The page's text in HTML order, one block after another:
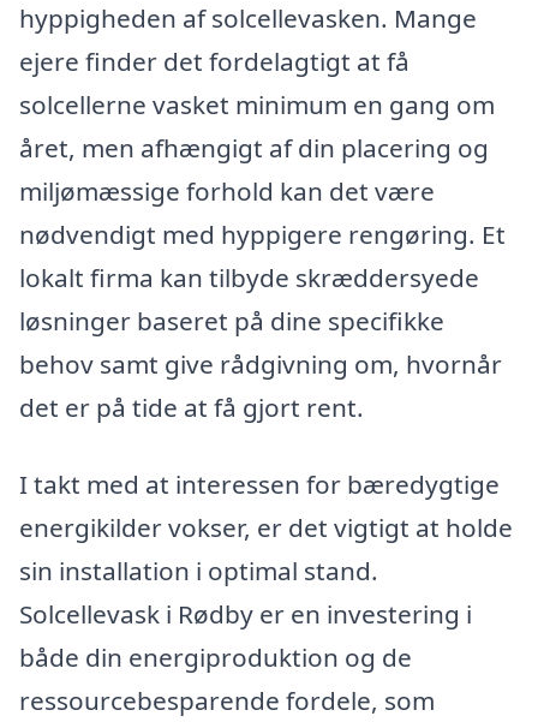
hyppigheden af solcellevasken. Mange
ejere finder det fordelagtigt at få
solcellerne vasket minimum en gang om
året, men afhængigt af din placering og
miljømæssige forhold kan det være
nødvendigt med hyppigere rengøring. Et
lokalt firma kan tilbyde skræddersyede
løsninger baseret på dine specifikke
behov samt give rådgivning om, hvornår
det er på tide at få gjort rent.
I takt med at interessen for bæredygtige
energikilder vokser, er det vigtigt at holde
sin installation i optimal stand.
Solcellevask i Rødby er en investering i
både din energiproduktion og de
ressourcebesparende fordele, som